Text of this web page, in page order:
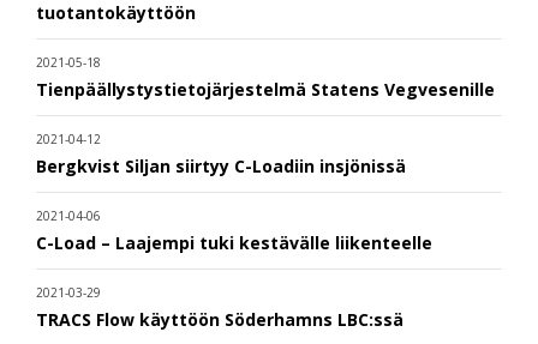
tuotantokäyttöön
2021-05-18
Tienpäällystystietojärjestelmä Statens Vegvesenille
2021-04-12
Bergkvist Siljan siirtyy C-Loadiin insjönissä
2021-04-06
C-Load – Laajempi tuki kestävälle liikenteelle
2021-03-29
TRACS Flow käyttöön Söderhamns LBC:ssä